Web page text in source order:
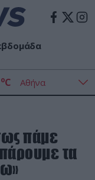
oC
πάμε
τα